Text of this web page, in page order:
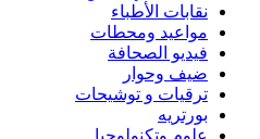
نقابات الأطباء
مواعيد ومحطات
فيديو الصحافة
ضيف وحوار
ترقيات و توشيحات
بورتريه
علوم وتكنولوجيا